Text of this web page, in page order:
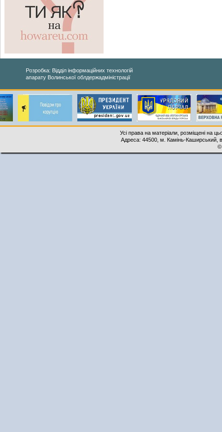
Розробка: Відділ інформаційних технологій
апарату Волинської облдержадміністрації
Усі права на матеріали, розміщені на
Адреса: 44500, м. Камінь-Каширський,
©